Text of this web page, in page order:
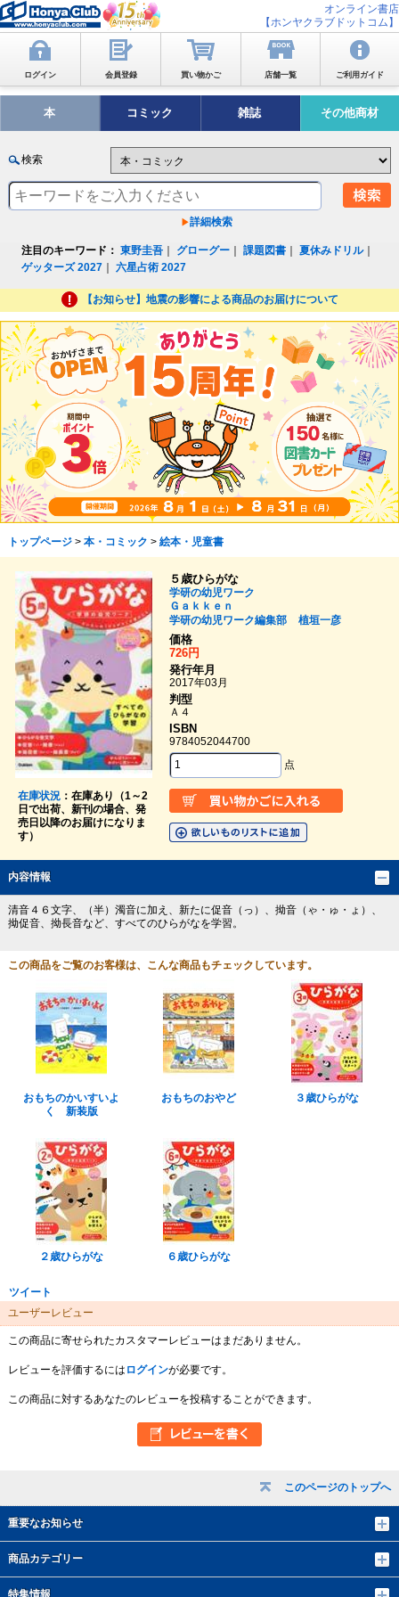
オンライン書店
【ホンヤクラブドットコム】
ログイン 会員登録 買い物かご 店舗一覧 ご利用ガイド
本 コミック 雑誌 その他商材
検索
詳細検索
注目のキーワード： 東野圭吾 グローグー ｜課題図書 ｜夏休みドリル｜
ゲッターズ 2027 ｜六星占術 2027
【お知らせ】地震の影響による商品のお届けについて
このページのトップへ
重要なお知らせ
商品カテゴリー
特集情報
トップページ> 本・コミック > 絵本・児童書
在庫状況：在庫あり（1～2
日で出荷、新刊の場合、発
売日以降のお届けになりま
す）
５歳ひらがな
学研の幼児ワーク
Ｇａｋｋｅｎ
学研の幼児ワーク編集部
植垣一彦
価格
726円
発行年月
2017年03月
判型
Ａ４
ISBN
9784052044700
点
内容情報
清音４６文字、（半）濁音に加え、新たに促音（っ）、拗音（ゃ・ゅ・ょ）、
拗促音、拗長音など、すべてのひらがなを学習。
この商品をご覧のお客様は、こんな商品もチェックしています。
おもちのかいすいよ
く 新装版
おもちのおやど ３歳ひらがな
２歳ひらがな ６歳ひらがな
ツイート
ユーザーレビュー
この商品に寄せられたカスタマーレビューはまだありません。
レビューを評価するには ログインが必要です。
この商品に対するあなたのレビューを投稿することができます。